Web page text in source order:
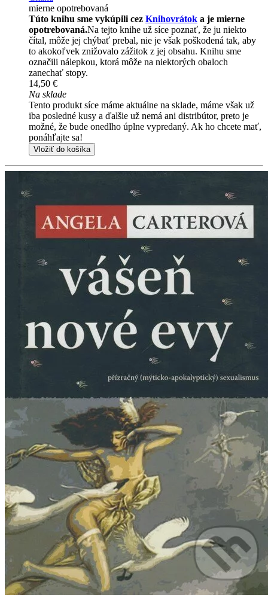
mierne opotrebovaná
Túto knihu sme vykúpili cez Knihovrátok a je mierne
opotrebovaná.Na tejto knihe už síce poznať, že ju niekto
čítal, môže jej chýbať prebal, nie je však poškodená tak, aby
to akokoľvek znižovalo zážitok z jej obsahu. Knihu sme
označili nálepkou, ktorá môže na niektorých obaloch
zanechať stopy.
14,50 €
Na sklade
Tento produkt síce máme aktuálne na sklade, máme však už
iba posledné kusy a ďalšie už nemá ani distribútor, preto je
možné, že bude onedlho úplne vypredaný. Ak ho chcete mať,
ponáhľajte sa!
Vložiť do košíka